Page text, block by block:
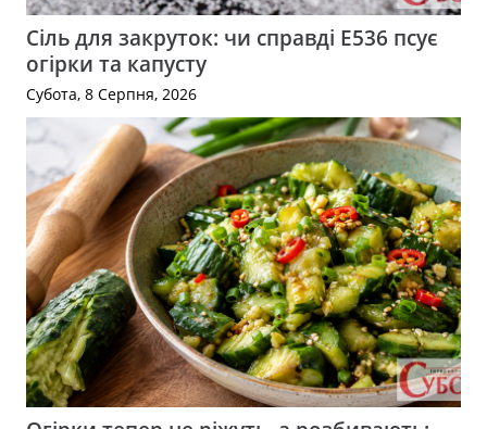
Сіль для закруток: чи справді Е536 псує
огірки та капусту
Субота, 8 Серпня, 2026